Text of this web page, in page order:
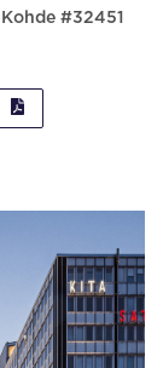
Kohde #32451